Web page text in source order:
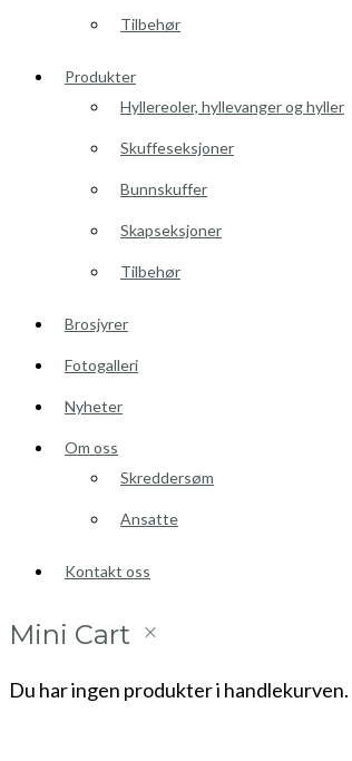
Tilbehør
Produkter
Hyllereoler, hyllevanger og hyller
Skuffeseksjoner
Bunnskuffer
Skapseksjoner
Tilbehør
Brosjyrer
Fotogalleri
Nyheter
Om oss
Skreddersøm
Ansatte
Kontakt oss
Mini Cart
Du har ingen produkter i handlekurven.